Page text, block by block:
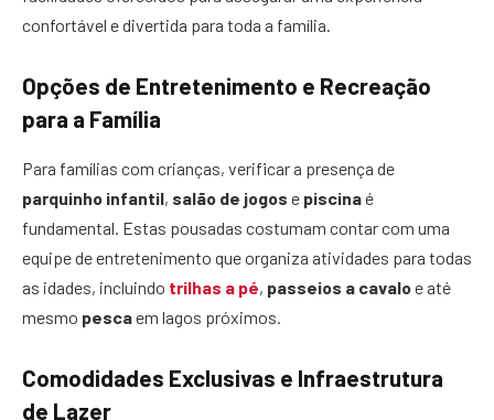
confortável e divertida para toda a família.
Opções de Entretenimento e Recreação
para a Família
Para famílias com crianças, verificar a presença de
parquinho infantil, salão de jogos e piscinaé
fundamental. Estas pousadas costumam contar com uma
equipe de entretenimento que organiza atividades para todas
as idades, incluindo trilhas a pé, passeios a cavaloe até
mesmo pescaem lagos próximos.
Comodidades Exclusivas e Infraestrutura
de Lazer